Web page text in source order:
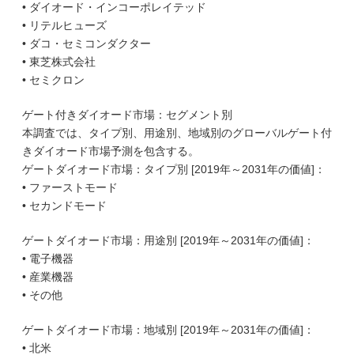
• ダイオード・インコーポレイテッド
• リテルヒューズ
• ダコ・セミコンダクター
• 東芝株式会社
• セミクロン
ゲート付きダイオード市場：セグメント別
本調査では、タイプ別、用途別、地域別のグローバルゲート付
きダイオード市場予測を包含する。
ゲートダイオード市場：タイプ別 [2019年～2031年の価値]：
• ファーストモード
• セカンドモード
ゲートダイオード市場：用途別 [2019年～2031年の価値]：
• 電子機器
• 産業機器
• その他
ゲートダイオード市場：地域別 [2019年～2031年の価値]：
• 北米